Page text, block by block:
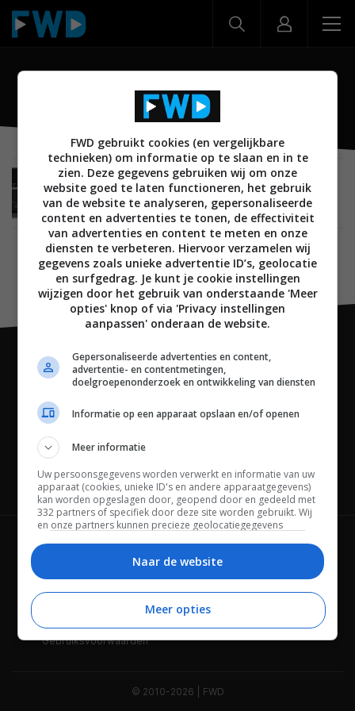
RX-V767
BEELD 15 JUNI 2010
RX-V667 en RX-V767 3D receiver, BD-S667 Blu-
ray speler van Yamaha
Channels
Wie is FWD Privacybeleid
Adverteren Contact
Gebruiksvoorwaarden
© 2010-2026 | FWD
FWD gebruikt cookies (en vergelijkbare
technieken) om informatie op te slaan en in te
zien. Deze gegevens gebruiken wij om onze
website goed te laten functioneren, het gebruik
van de website te analyseren, gepersonaliseerde
content en advertenties te tonen, de effectiviteit
van advertenties en content te meten en onze
diensten te verbeteren. Hiervoor verzamelen wij
gegevens zoals unieke advertentie ID’s, geolocatie
en surfgedrag. Je kunt je cookie instellingen
wijzigen door het gebruik van onderstaande 'Meer
opties' knop of via 'Privacy instellingen
aanpassen' onderaan de website.
Gepersonaliseerde advertenties en content,
advertentie- en contentmetingen,
doelgroepenonderzoek en ontwikkeling van diensten
Informatie op een apparaat opslaan en/of openen
Meer informatie
Uw persoonsgegevens worden verwerkt en informatie van uw
apparaat (cookies, unieke ID's en andere apparaatgegevens)
kan worden opgeslagen door, geopend door en gedeeld met
332 partners of specifiek door deze site worden gebruikt. Wij
en onze partners kunnen precieze geolocatiegegevens
Bepaalde leveranciers kunnen uw persoonsgegevens
beheren. Zoek onderaan deze pagina of in het sitemenu naar
een link om uw toestemming te beheren of in te trekken via de
privacy- en cookie-instellingen.
Naar de website
Meer opties